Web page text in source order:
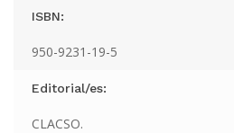
ISBN:
950-9231-19-5
Editorial/es:
CLACSO.